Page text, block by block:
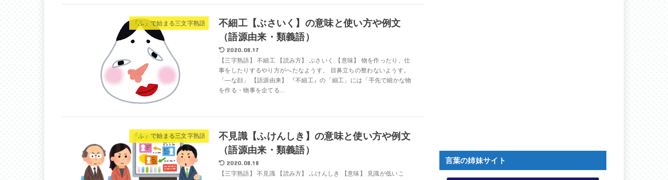
「ふ」で始まる三文字熟語
不細工【ぶさいく】の意味と使い方や例文
（語源由来・類義語）
2020.08.17
【三字熟語】 不細工 【読み方】 ぶさいく 【意味】 物を作ったり、仕
事をしたりするやり方がへたなようす。 目鼻立ちの整わないようす。
「―な顔」 【語源由来】 『不細工』の「細工」には「手先で細かな物
を作る・物事を企てる...
「ふ」で始まる三文字熟語
不見識【ふけんしき】の意味と使い方や例文
（語源由来・類義語）
2020.08.18
【三字熟語】 不見識 【読み方】 ふけんしき 【意味】 見識が低いこ
言葉の姉妹サイト